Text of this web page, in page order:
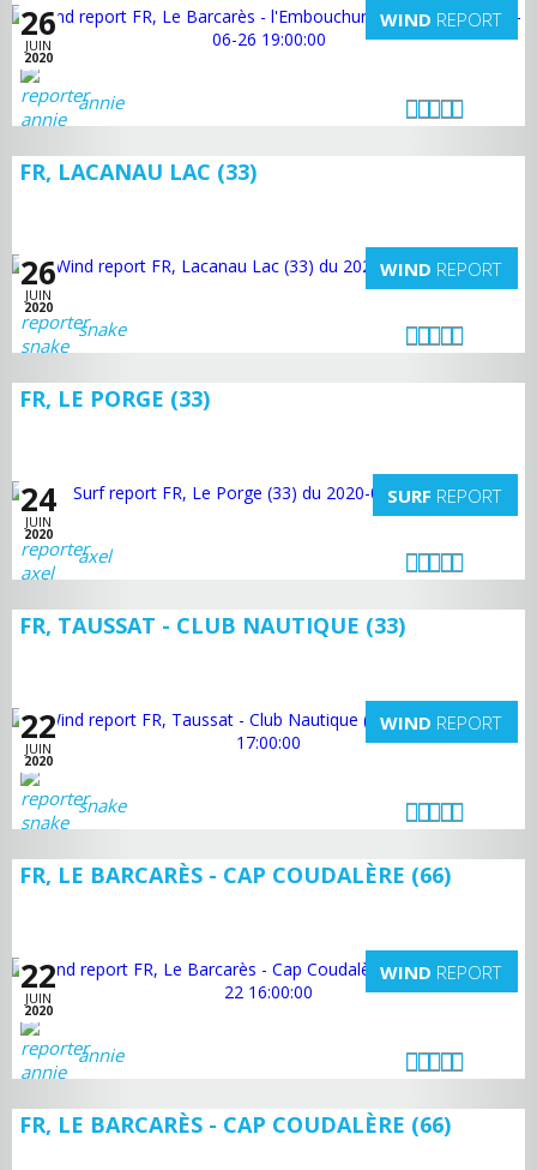
26
JUIN
2020
WIND REPORT
annie
FR, LACANAU LAC (33)
26
JUIN
2020
WIND REPORT
snake
FR, LE PORGE (33)
24
JUIN
2020
SURF REPORT
axel
FR, TAUSSAT - CLUB NAUTIQUE (33)
22
JUIN
2020
WIND REPORT
snake
FR, LE BARCARÈS - CAP COUDALÈRE (66)
22
JUIN
2020
WIND REPORT
annie
FR, LE BARCARÈS - CAP COUDALÈRE (66)